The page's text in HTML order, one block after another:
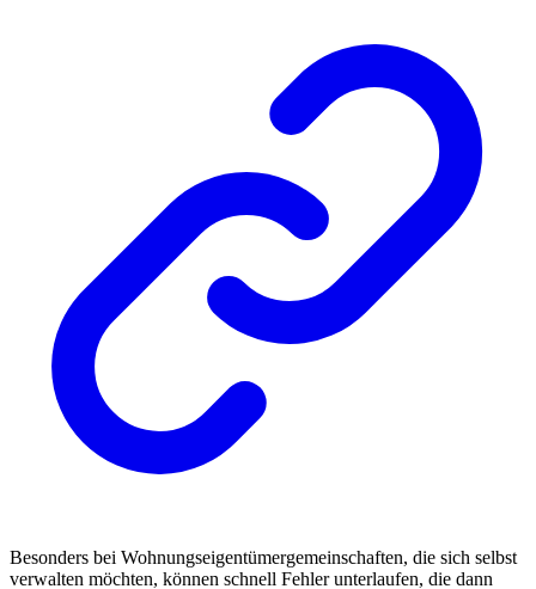
Besonders bei Wohnungseigentümergemeinschaften, die sich selbst
verwalten möchten, können schnell Fehler unterlaufen, die dann